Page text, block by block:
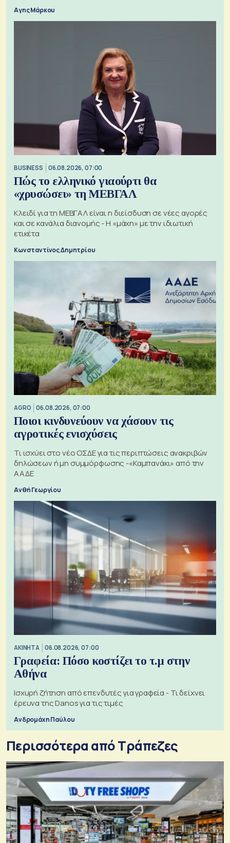
Αγης Μάρκου
BUSINESS 06.08.2026, 07:00
Πώς το ελληνικό γιαούρτι θα
«χρυσώσει» τη ΜΕΒΓΑΛ
Κλειδί για τη ΜΕΒΓΑΛ είναι η διείσδυση σε νέες αγορές
και σε κανάλια διανομής - Η «μάχη» με την ιδιωτική
ετικέτα
Κωνσταντίνος Δημητρίου
AGRO 06.08.2026, 07:00
Ποιοι κινδυνεύουν να χάσουν τις
αγροτικές ενισχύσεις
Τι ισχύει στο νέο ΟΣΔΕ για τις περιπτώσεις ανακριβών
δηλώσεων ή μη συμμόρφωσης -«Καμπανάκι» από την
ΑΑΔΕ
Ανθή Γεωργίου
ΑΚΙΝΗΤΑ 06.08.2026, 07:00
Γραφεία: Πόσο κοστίζει το τ.μ στην
Αθήνα
Ισχυρή ζήτηση από επενδυτές για γραφεία - Τι δείχνει
έρευνα της Danos για τις τιμές
Ανδρομάχη Παύλου
Περισσότερα από Τράπεζες